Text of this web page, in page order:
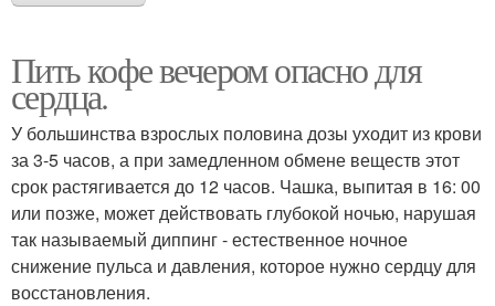
Пить кофе вечером опасно для
сердца.
У большинства взрослых половина дозы уходит из крови
за 3-5 часов, а при замедленном обмене веществ этот
срок растягивается до 12 часов. Чашка, выпитая в 16: 00
или позже, может действовать глубокой ночью, нарушая
так называемый диппинг - естественное ночное
снижение пульса и давления, которое нужно сердцу для
восстановления.